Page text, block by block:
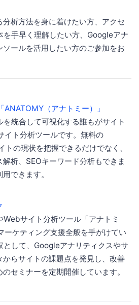
析方法を身に着けたい方、アクセ
を手早く理解したい方、Googleアナ
ソールを活用したい方のご参加をお
（アナトミー）」
統合して可視化する誰もがサイト
イト分析ツールです。無料の
の現状を把握できるだけでなく、
析、SEOキーワード分析もできま
できます。
サイト分析ツール「アナトミ
ーケティング支援全般を手がけてい
として、Googleアナリティクスやサ
らサイトの課題点を発見し、改善
セミナーを定期開催しています。